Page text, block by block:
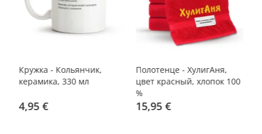
Кружка - Кольянчик,
керамика, 330 мл
4,95 €
Полотенце - ХулигАня,
цвет красный, хлопок 100
%
15,95 €